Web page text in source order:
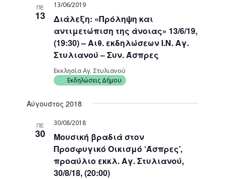
ΠΕ
13
Διάλεξη: «Πρόληψη και
αντιμετώπιση της άνοιας» 13/6/19,
(19:30) – Αιθ. εκδηλώσεων Ι.Ν. Αγ.
Στυλιανού – Συν. Άσπρες
13/06/2019
Εκκλησία Αγ. Στυλιανού
Εκδηλώσεις Δήμου
Αύγουστος 2018
ΠΕ
30
Μουσική βραδιά στον
Προσφυγικό Οικισμό ‘Άσπρες’,
προαύλιο εκκλ. Αγ. Στυλιανού,
30/8/18, (20:00)
30/08/2018